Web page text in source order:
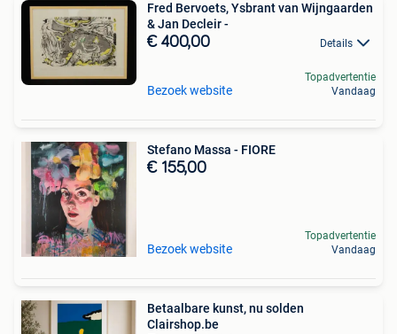
Fred Bervoets, Ysbrant van Wijngaarden
& Jan Decleir -
€ 400,00 Details
Bezoek website
Topadvertentie
Vandaag
Stefano Massa - FIORE
€ 155,00
Bezoek website
Topadvertentie
Vandaag
Betaalbare kunst, nu solden
Clairshop.be